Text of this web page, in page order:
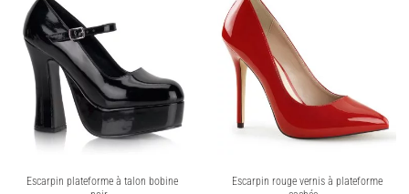
Escarpin plateforme à talon bobine
Escarpin rouge vernis à plateforme